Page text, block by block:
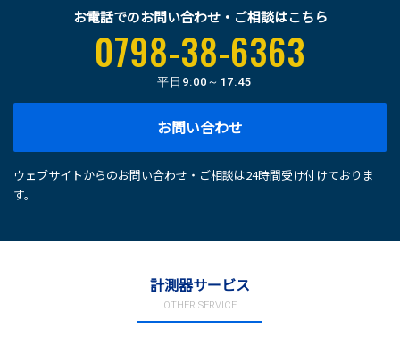
お電話でのお問い合わせ・ご相談はこちら
0798-38-6363
平日 9:00～17:45
お問い合わせ
ウェブサイトからのお問い合わせ・ご相談は24時間受け付けておりま
す。
計測器サービス
OTHER SERVICE